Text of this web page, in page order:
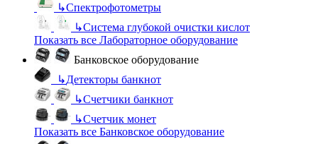
↳Спектрофотометры
↳Система глубокой очистки кислот
Показать все Лабораторное оборудование
Банковское оборудование
↳Детекторы банкнот
↳Счетчики банкнот
↳Счетчик монет
Показать все Банковское оборудование